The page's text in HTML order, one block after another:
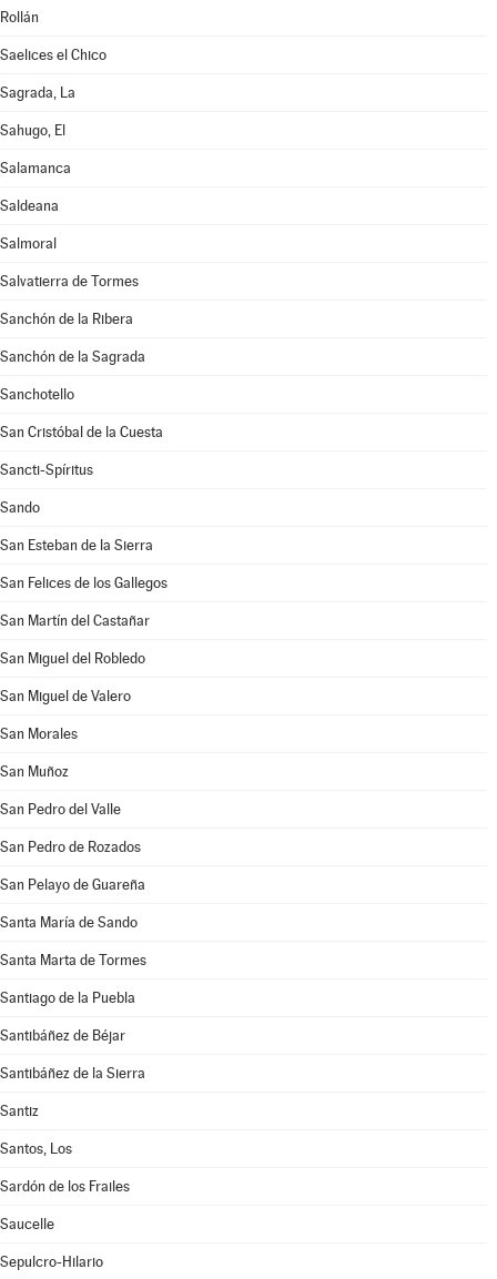
Rollán
Saelices el Chico
Sagrada, La
Sahugo, El
Salamanca
Saldeana
Salmoral
Salvatierra de Tormes
Sanchón de la Ribera
Sanchón de la Sagrada
Sanchotello
San Cristóbal de la Cuesta
Sancti-Spíritus
Sando
San Esteban de la Sierra
San Felices de los Gallegos
San Martín del Castañar
San Miguel del Robledo
San Miguel de Valero
San Morales
San Muñoz
San Pedro del Valle
San Pedro de Rozados
San Pelayo de Guareña
Santa María de Sando
Santa Marta de Tormes
Santiago de la Puebla
Santibáñez de Béjar
Santibáñez de la Sierra
Santiz
Santos, Los
Sardón de los Frailes
Saucelle
Sepulcro-Hilario